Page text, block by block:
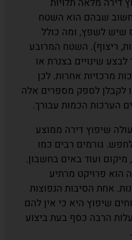
שבהם הוא השטח
שיש לשפץ, ומה כולל
ריצוף). השטח המרובע
שינויים בצנרת או
מרכזיות אחרות. לכן
לקבלן לספק מספרים אלה
הערכות הכמות עבורך.
שיפוץ דירה ממוצע
גורמים רבים כמו
מיקום ועוד באים בחשבון.
הוא פרויקט מרתיע
אחת הסיבות הנפוצות
שיפוץ היא כי אין להם
הרבה כסף בעת ביצוע